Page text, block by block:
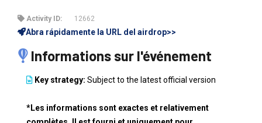
Activity ID: 12662
Abra rápidamente la URL del airdrop>>
Informations sur l'événement
Key strategy: Subject to the latest official version
*Les informations sont exactes et relativement